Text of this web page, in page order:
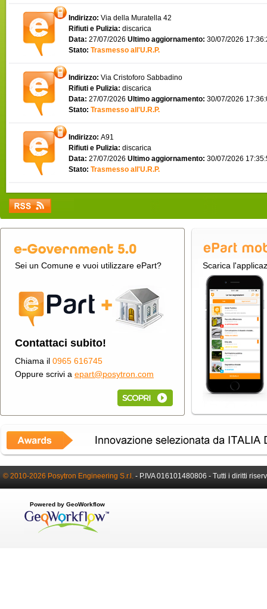
Indirizzo: Via della Muratella 42
Rifiuti e Pulizia: discarica
Data: 27/07/2026 Ultimo aggiornamento: 30/07/2026
Stato: Trasmesso all'U.R.P.
Indirizzo: Via Cristoforo Sabbadino
Rifiuti e Pulizia: discarica
Data: 27/07/2026 Ultimo aggiornamento: 30/07/2026
Stato: Trasmesso all'U.R.P.
Indirizzo: A91
Rifiuti e Pulizia: discarica
Data: 27/07/2026 Ultimo aggiornamento: 30/07/2026
Stato: Trasmesso all'U.R.P.
Sei un Comune e vuoi utilizzare ePart?
Contattaci subito!
Chiama il 0965 616745
Oppure scrivi a epart@posytron.com
Scarica
© 2010-2026 Posytron Engineering S.r.l. - P.IVA 016101480806 - Tutti i diritti
Powered by GeoWorkflow